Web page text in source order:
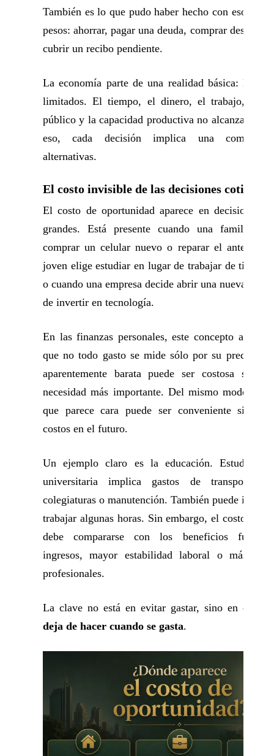
También es lo que pudo haber hecho con esos
pesos: ahorrar, pagar una deuda, comprar
cubrir un recibo pendiente.
La economía parte de una realidad básica: los
limitados. El tiempo, el dinero, el trabajo, el
público y la capacidad productiva no alcanzan
eso, cada decisión implica una
alternativas.
El costo invisible de las decisiones
El costo de oportunidad aparece en decisiones
grandes. Está presente cuando una familia
comprar un celular nuevo o reparar el anterior;
joven elige estudiar en lugar de trabajar de tiempo
o cuando una empresa decide abrir una nueva
de invertir en tecnología.
En las finanzas personales, este concepto ayuda
que no todo gasto se mide sólo por su precio.
aparentemente barata puede ser costosa si
necesidad más importante. Del mismo modo,
que parece cara puede ser conveniente si
costos en el futuro.
Un ejemplo claro es la educación. Estudiar
universitaria implica gastos de transporte,
colegiaturas o manutención. También puede
trabajar algunas horas. Sin embargo, el costo de
debe compararse con los beneficios
ingresos, mayor estabilidad laboral o más
profesionales.
La clave no está en evitar gastar, sino en
deja de hacer cuando se gasta.